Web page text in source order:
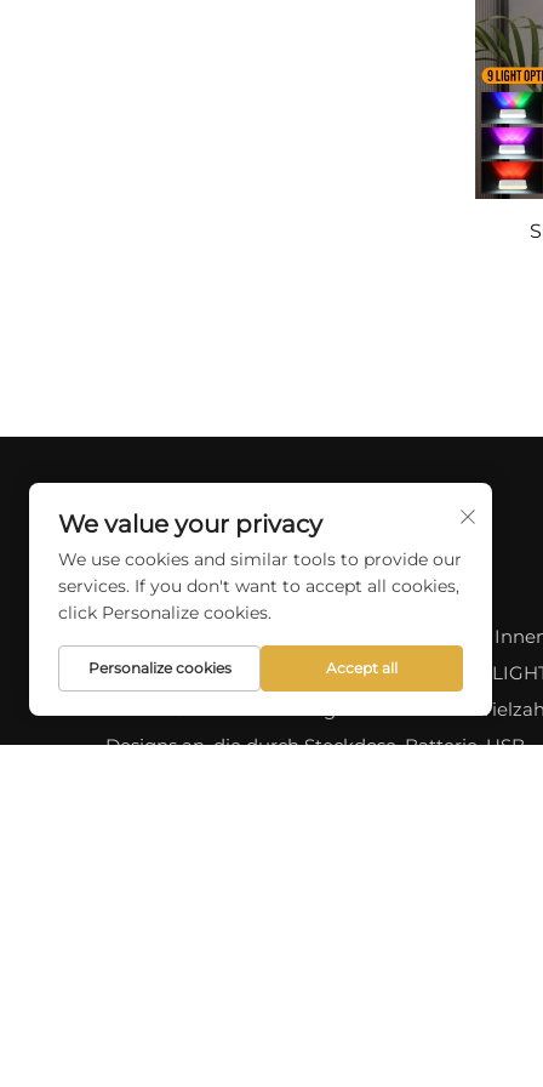
Entdecken Sie eine Vielzahl professioneller
Außenbeleuchtungsoptionen bei SKYCITY
über 10 Jahren Erfahrung bieten wir eine
Designs an, die durch Steckdose, Batterie, USB-
We value your privacy
We use cookies and similar tools to provide our
services. If you don't want to accept all cookies,
click Personalize cookies.
Personalize cookies Accept all